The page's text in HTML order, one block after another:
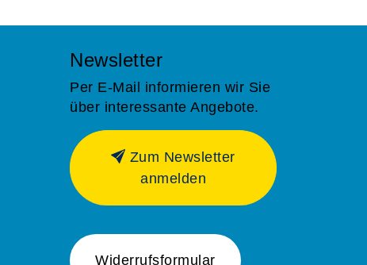
Newsletter
Per E-Mail informieren wir Sie
über interessante Angebote.
Zum Newsletter
anmelden
Widerrufsformular